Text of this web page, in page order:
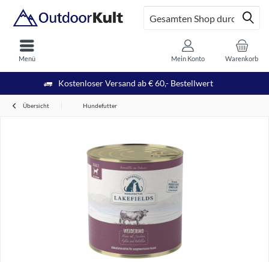
Kostenloser Versand ab € 60,- Bestellwert
Menü Warenkorb
Mein Konto
Übersicht Hundefutter